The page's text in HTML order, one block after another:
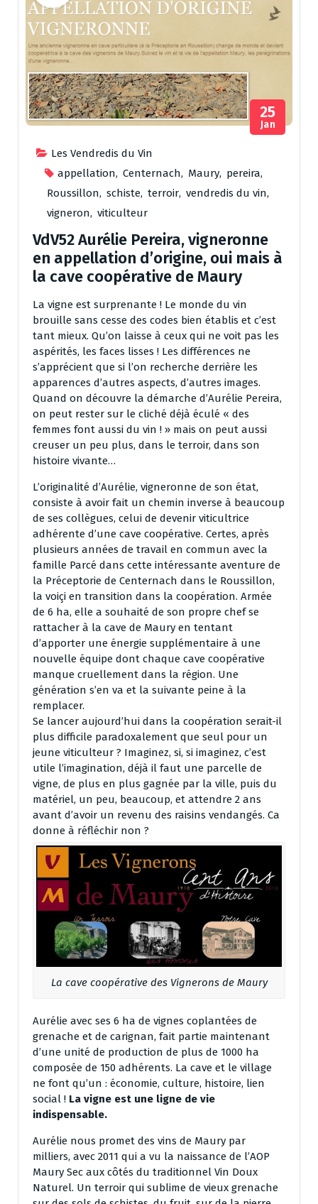
Les Vendredis du Vin
appellation, Centernach, Maury, pereira,
Roussillon, schiste, terroir, vendredis du vin,
vigneron, viticulteur
25
Jan
VdV52 Aurélie Pereira, vigneronne
en appellation d’origine, oui mais à
la cave coopérative de Maury
La vigne est surprenante ! Le monde du vin
brouille sans cesse des codes bien établis et c’est
tant mieux. Qu’on laisse à ceux qui ne voit pas les
aspérités, les faces lisses ! Les différences ne
s’apprécient que si l’on recherche derrière les
apparences d’autres aspects, d’autres images.
Quand on découvre la démarche d’Aurélie Pereira,
on peut rester sur le cliché déjà éculé « des
femmes font aussi du vin ! » mais on peut aussi
creuser un peu plus, dans le terroir, dans son
histoire vivante…
L’originalité d’Aurélie, vigneronne de son état,
consiste à avoir fait un chemin inverse à beaucoup
de ses collègues, celui de devenir viticultrice
adhérente d’une cave coopérative. Certes, après
plusieurs années de travail en commun avec la
famille Parcé dans cette intéressante aventure de
la Préceptorie de Centernach dans le Roussillon,
la voiçi en transition dans la coopération. Armée
de 6 ha, elle a souhaité de son propre chef se
rattacher à la cave de Maury en tentant
d’apporter une énergie supplémentaire à une
nouvelle équipe dont chaque cave coopérative
manque cruellement dans la région. Une
génération s’en va et la suivante peine à la
remplacer.
Se lancer aujourd’hui dans la coopération serait-il
plus difficile paradoxalement que seul pour un
jeune viticulteur ? Imaginez, si, si imaginez, c’est
utile l’imagination, déjà il faut une parcelle de
vigne, de plus en plus gagnée par la ville, puis du
matériel, un peu, beaucoup, et attendre 2 ans
avant d’avoir un revenu des raisins vendangés. Ca
donne à réfléchir non ?
La cave coopérative des Vignerons de Maury
Aurélie avec ses 6 ha de vignes coplantées de
grenache et de carignan, fait partie maintenant
d’une unité de production de plus de 1000 ha
composée de 150 adhérents. La cave et le village
ne font qu’un : économie, culture, histoire, lien
social ! La vigne est une ligne de vie
indispensable.
Aurélie nous promet des vins de Maury par
milliers, avec 2011 qui a vu la naissance de l’AOP
Maury Sec aux côtés du traditionnel Vin Doux
Naturel. Un terroir qui sublime de vieux grenache